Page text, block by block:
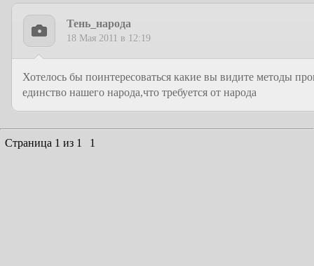
Тень_народа
18 Мая 2011 в 12:19
Хотелось бы поинтересоваться какие вы видите методы
единство нашего народа,что требуется от народа
Страница 1 из 1 1